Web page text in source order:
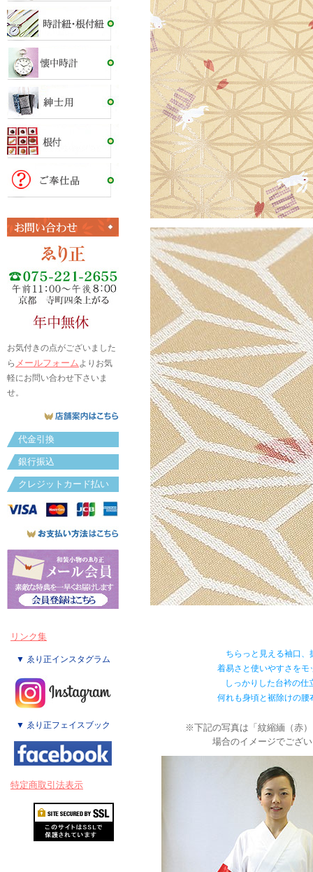
お気付きの点がございました
ら メールフォームよりお気
軽にお問い合わせ下さいま
せ。
代金引換
銀行振込
クレジットカード払い
リンク集
▼ ゑり正インスタグラム
▼ ゑり正フェイスブック
特定商取引法表示
ちらっと見える袖口
着易さと使いやすさを
しっかりした台衿の
何れも身頃と裾除けの
※下記の写真は「紋縮緬（赤
場合のイメージでござ